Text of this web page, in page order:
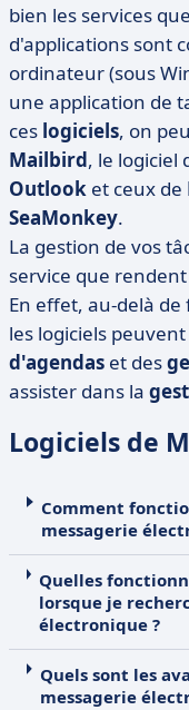
bien les services
d'applications sont
ordinateur (sous
une application de
ces logiciels, on
Mailbird, le logiciel
Outlook et ceux de
SeaMonkey.
La gestion de vos
service que
En effet, au-delà de
les logiciels
d'agendas et des
assister dans la
Logiciels de
Comment
messagerie
Quelles
lorsque je
électronique ?
Quels sont les
messagerie